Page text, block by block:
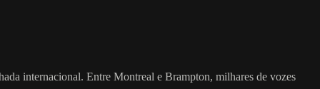
internacional. Entre Montreal e Brampton, milhares de vozes